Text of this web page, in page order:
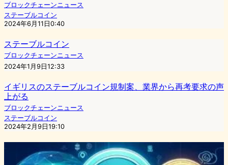
ブロックチェーンニュース
ステーブルコイン
2024年6月11日0:40
ステーブルコイン
ブロックチェーンニュース
2024年1月9日12:33
イギリスのステーブルコイン規制案、業界から再考要求の声
上がる
ブロックチェーンニュース
ステーブルコイン
2024年2月9日19:10